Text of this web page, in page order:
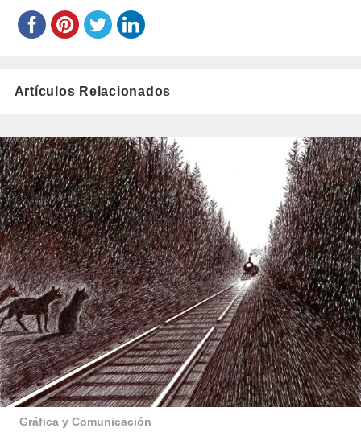
Artículos Relacionados
Gráfica y Comunicación